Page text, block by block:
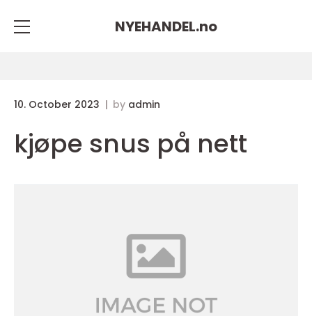
NYEHANDEL.no
10. October 2023 by admin
kjøpe snus på nett